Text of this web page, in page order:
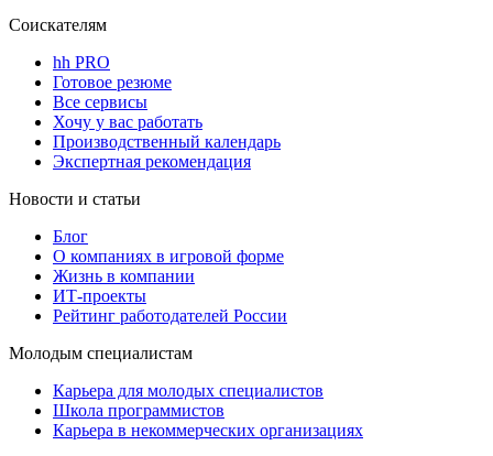
Соискателям
hh PRO
Готовое резюме
Все сервисы
Хочу у вас работать
Производственный календарь
Экспертная рекомендация
Новости и статьи
Блог
О компаниях в игровой форме
Жизнь в компании
ИТ-проекты
Рейтинг работодателей России
Молодым специалистам
Карьера для молодых специалистов
Школа программистов
Карьера в некоммерческих организациях